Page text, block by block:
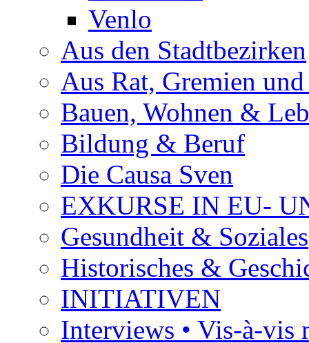
Venlo
Aus den Stadtbezirken
Aus Rat, Gremien
Bauen, Wohnen &
Bildung & Beruf
Die Causa Sven
EXKURSE IN EU-
Gesundheit & Soziales
Historisches &
INITIATIVEN
Interviews • Vis-à-vis